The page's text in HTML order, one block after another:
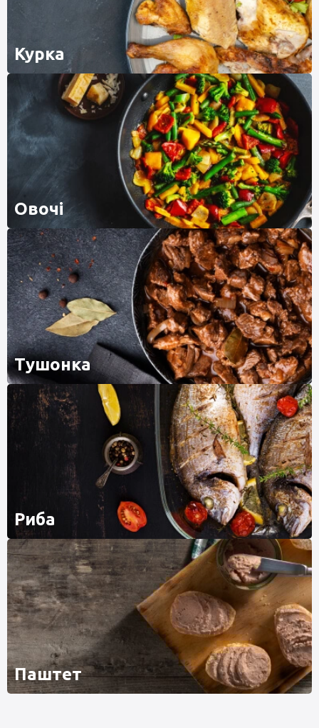
Курка
Овочі
Тушонка
Риба
Паштет